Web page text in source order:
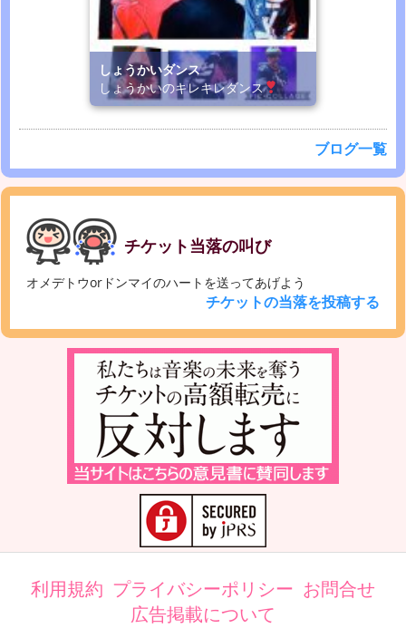
しょうかいダンス
しょうかいのキレキレダンス
ブログ一覧
チケット当落の叫び
オメデトウorドンマイのハートを送ってあげよう
チケットの当落を投稿する
利用規約 プライバシーポリシー お問合せ
広告掲載について